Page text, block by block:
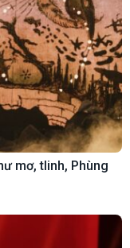
mơ, tlinh, Phùng